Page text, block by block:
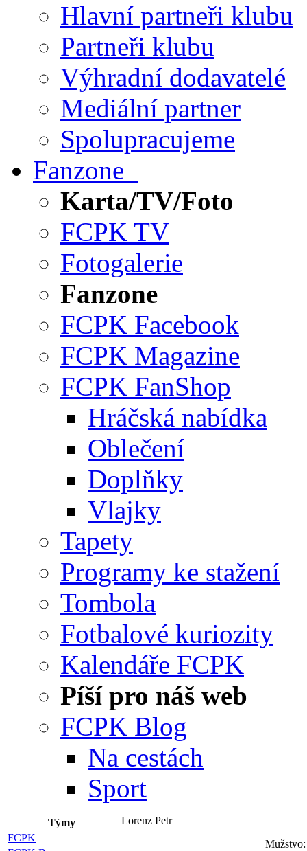
Hlavní partneři klubu
Partneři klubu
Výhradní dodavatelé
Mediální partner
Spolupracujeme
Fanzone
Karta/TV/Foto
FCPK TV
Fotogalerie
Fanzone
FCPK Facebook
FCPK Magazine
FCPK FanShop
Hráčská nabídka
Oblečení
Doplňky
Vlajky
Tapety
Programy ke stažení
Tombola
Fotbalové kuriozity
Kalendáře FCPK
Píší pro náš web
FCPK Blog
Na cestách
Sport
Týmy
FCPK
Lorenz Petr
Mužstvo: